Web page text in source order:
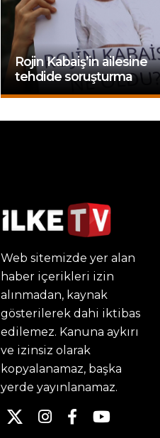
Rojin Kabaiş’in ailesine
tehdide soruşturma
Web sitemizde yer alan
haber içerikleri izin
alınmadan, kaynak
gösterilerek dahi iktibas
edilemez. Kanuna aykırı
ve izinsiz olarak
kopyalanamaz, başka
yerde yayınlanamaz.